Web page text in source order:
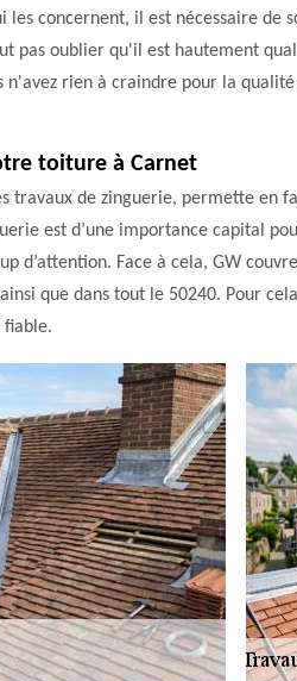
les concernent, il est nécessaire de
pas oublier qu'il est hautement
n'avez rien à craindre pour la
toiture à Carnet
travaux de zinguerie, permette en
est d’une importance capital
d’attention. Face à cela, GW
que dans tout le 50240. Pour